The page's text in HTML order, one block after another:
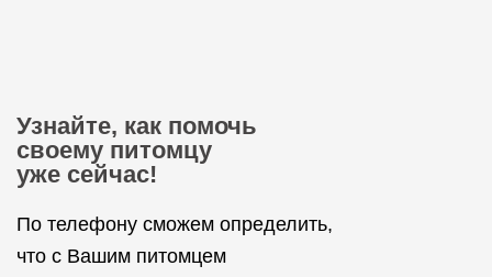
Узнайте, как помочь
своему питомцу
уже сейчас!
По телефону сможем определить,
что с Вашим питомцем